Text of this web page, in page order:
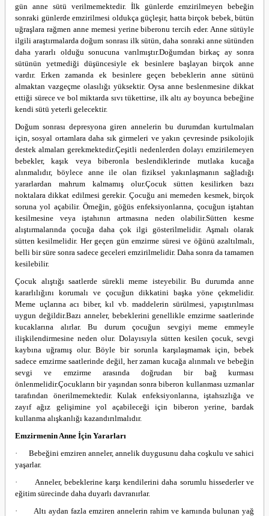
gün anne sütü verilmemektedir. İlk günlerde emzirilmeyen bebeğin
sonraki günlerde emzirilmesi oldukça güçleşir, hatta birçok bebek, bütün
uğraşlara rağmen anne memesi yerine biberonu tercih eder. Anne sütüyle
ilgili araştırmalarda doğum sonrası ilk sütün, daha sonraki anne sütünden
daha yararlı olduğu sonucuna varılmıştır.Doğumdan birkaç ay sonra
sütünün yetmediği düşüncesiyle ek besinlere başlayan birçok anne
vardır. Erken zamanda ek besinlere geçen bebeklerin anne sütünü
almaktan vazgeçme olasılığı yüksektir. Oysa anne beslenmesine dikkat
ettiği sürece ve bol miktarda sıvı tükettirse, ilk altı ay boyunca bebeğine
kendi sütü yeterli gelecektir.
Doğum sonrası depresyona giren annelerin bu durumdan kurtulmaları
için, sosyal ortamlara daha sık girmeleri ve yakın çevresinde psikolojik
destek almaları gerekmektedir.Çeşitli nedenlerden dolayı emzirilemeyen
bebekler, kaşık veya biberonla beslendiklerinde mutlaka kucağa
alınmalıdır, böylece anne ile olan fiziksel yakınlaşmanın sağladığı
yararlardan mahrum kalmamış olur.Çocuk sütten kesilirken bazı
noktalara dikkat edilmesi gerekir. Çocuğu ani memeden kesmek, birçok
soruna yol açabilir. Örneğin, göğüs enfeksiyonlarına, çocuğun iştahtan
kesilmesine veya iştahının artmasına neden olabilir.Sütten kesme
alıştırmalarında çocuğa daha çok ilgi gösterilmelidir. Aşmalı olarak
sütten kesilmelidir. Her geçen gün emzirme süresi ve öğünü azaltılmalı,
belli bir süre sonra sadece geceleri emzirilmelidir. Daha sonra da tamamen
kesilebilir.
Çocuk alıştığı saatlerde sürekli meme isteyebilir. Bu durumda anne
kararlılığını korumalı ve çocuğun dikkatini başka yöne çekmelidir.
Meme uçlarına acı biber, kıl vb. maddelerin sürülmesi, yapıştırılması
uygun değildir.Bazı anneler, bebeklerini genellikle emzirme saatlerinde
kucaklarına alırlar. Bu durum çocuğun sevgiyi meme emmeyle
ilişkilendirmesine neden olur. Dolayısıyla sütten kesilen çocuk, sevgi
kaybına uğramış olur. Böyle bir sorunla karşılaşmamak için, bebek
sadece emzirme saatlerinde değil, her zaman kucağa alınmalı ve bebeğin
sevgi ve emzirme arasında doğrudan bir bağ kurması
önlenmelidir.Çocukların bir yaşından sonra biberon kullanması uzmanlar
tarafından önerilmemektedir. Kulak enfeksiyonlarına, iştahsızlığa ve
zayıf ağız gelişimine yol açabileceği için biberon yerine, bardak
kullanma alışkanlığı kazandırılmalıdır.
Emzirmenin Anne İçin Yararları
·
Bebeğini emziren anneler, annelik duygusunu daha coşkulu ve sahici
yaşarlar.
·
Anneler, bebeklerine karşı kendilerini daha sorumlu hissederler ve
eğitim sürecinde daha duyarlı davranırlar.
·
Altı aydan fazla emziren annelerin rahim ve karnında bulunan yağ